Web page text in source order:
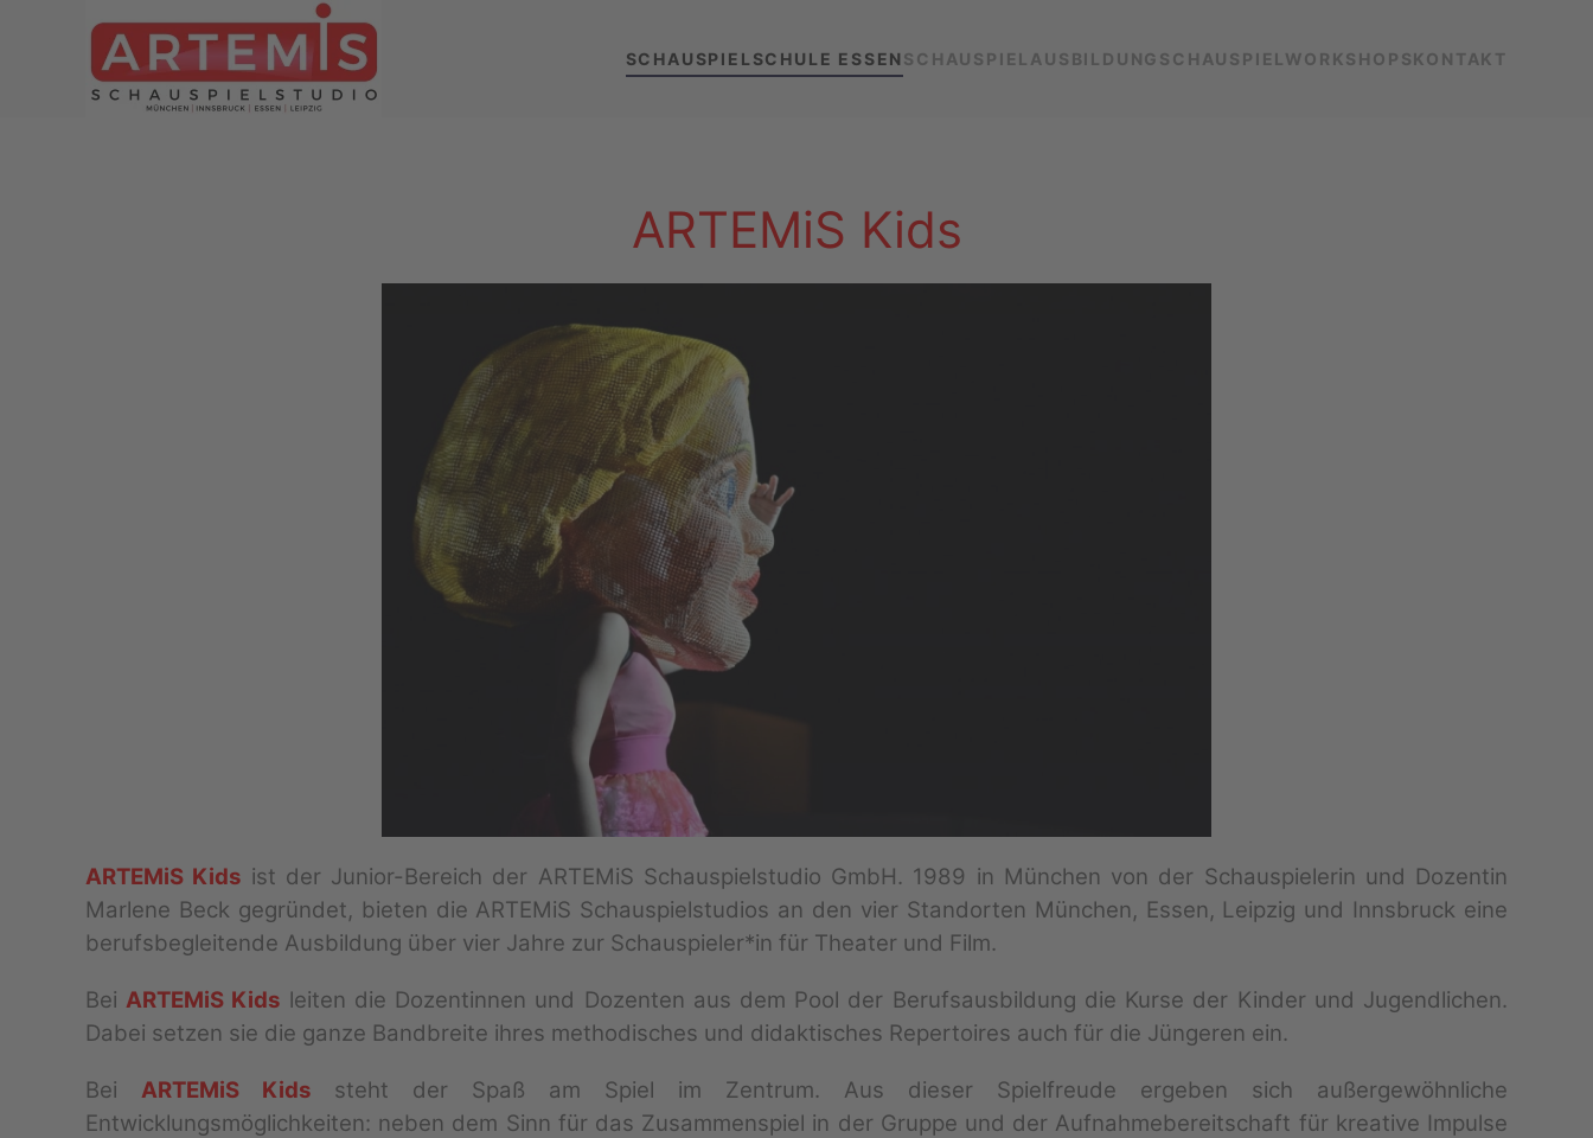
Zum Hauptinhalt springen SCHAUSPIELSCHULE ESSENSCHAUSPIELAUSBILDUNG SCHAUSPIELWORKSHOPSKONTAKT
ARTEMiS Kids
ARTEMiS Kids ist der Junior-Bereich der ARTEMiS Schauspielstudio GmbH. 1989 in München von der Schauspielerin und Dozentin
Marlene Beck gegründet, bieten die ARTEMiS Schauspielstudios an den vier Standorten München, Essen, Leipzig und Innsbruck eine
berufsbegleitende Ausbildung über vier Jahre zur Schauspieler*in für Theater und Film.
BeiARTEMiS Kids leiten die Dozentinnen und Dozenten aus dem Pool der Berufsausbildung die Kurse der Kinder und Jugendlichen.
Dabei setzen sie die ganze Bandbreite ihres methodisches und didaktisches Repertoires auch für die Jüngeren ein.
Bei ARTEMiS Kids steht der Spaß am Spiel im Zentrum. Aus dieser Spielfreude ergeben sich außergewöhnliche
Entwicklungsmöglichkeiten: neben dem Sinn für das Zusammenspiel in der Gruppe und der Aufnahmebereitschaft für kreative Impulse